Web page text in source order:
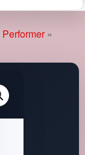
Performer »